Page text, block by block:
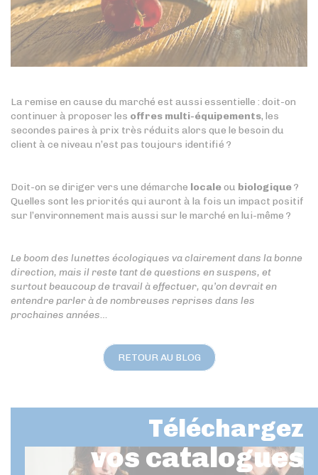
La remise en cause du marché est aussi essentielle : doit-on
continuer à proposer les offres multi-équipements, les
secondes paires à prix très réduits alors que le besoin du
client à ce niveau n’est pas toujours identifié ?
Doit-on se diriger vers une démarche localeou biologique?
Quelles sont les priorités qui auront à la fois un impact positif
sur l’environnement mais aussi sur le marché en lui-même ?
Le boom des lunettes écologiques va clairement dans la bonne
direction, mais il reste tant de questions en suspens, et
surtout beaucoup de travail à effectuer, qu’on devrait en
entendre parler à de nombreuses reprises dans les
prochaines années…
RETOUR AU BLOG
Téléchargez
vos catalogues